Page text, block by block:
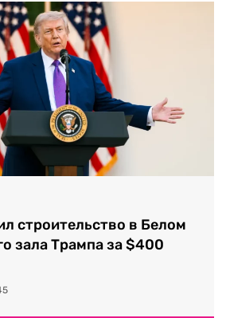
строительство в Белом
зала Трампа за $400